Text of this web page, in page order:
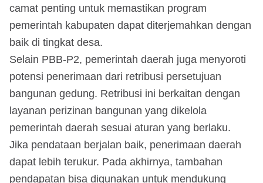
camat penting untuk memastikan program
pemerintah kabupaten dapat diterjemahkan dengan
baik di tingkat desa.
Selain PBB-P2, pemerintah daerah juga menyoroti
potensi penerimaan dari retribusi persetujuan
bangunan gedung. Retribusi ini berkaitan dengan
layanan perizinan bangunan yang dikelola
pemerintah daerah sesuai aturan yang berlaku.
Jika pendataan berjalan baik, penerimaan daerah
dapat lebih terukur. Pada akhirnya, tambahan
pendapatan bisa digunakan untuk mendukung